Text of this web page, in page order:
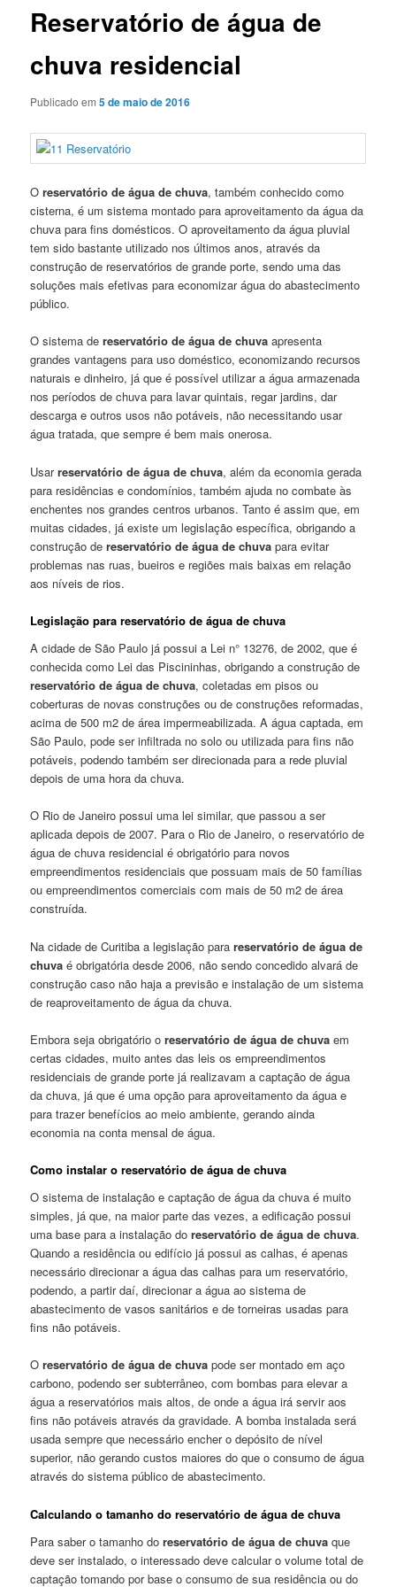
Reservatório de água de
chuva residencial
Publicado em5 de maio de 2016
Oreservatório de água de chuva, também conhecido como
cisterna, é um sistema montado para aproveitamento da água da
chuva para fins domésticos. O aproveitamento da água pluvial
tem sido bastante utilizado nos últimos anos, através da
construção de reservatórios de grande porte, sendo uma das
soluções mais efetivas para economizar água do abastecimento
público.
O sistema dereservatório de água de chuva apresenta
grandes vantagens para uso doméstico, economizando recursos
naturais e dinheiro, já que é possível utilizar a água armazenada
nos períodos de chuva para lavar quintais, regar jardins, dar
descarga e outros usos não potáveis, não necessitando usar
água tratada, que sempre é bem mais onerosa.
Usarreservatório de água de chuva, além da economia gerada
para residências e condomínios, também ajuda no combate às
enchentes nos grandes centros urbanos. Tanto é assim que, em
muitas cidades, já existe um legislação específica, obrigando a
construção dereservatório de água de chuva para evitar
problemas nas ruas, bueiros e regiões mais baixas em relação
aos níveis de rios.
Legislação para reservatório de água de chuva
A cidade de São Paulo já possui a Lei n° 13276, de 2002, que é
conhecida como Lei das Piscininhas, obrigando a construção de
reservatório de água de chuva, coletadas em pisos ou
coberturas de novas construções ou de construções reformadas,
acima de 500 m2 de área impermeabilizada. A água captada, em
São Paulo, pode ser infiltrada no solo ou utilizada para fins não
potáveis, podendo também ser direcionada para a rede pluvial
depois de uma hora da chuva.
O Rio de Janeiro possui uma lei similar, que passou a ser
aplicada depois de 2007. Para o Rio de Janeiro, o reservatório de
água de chuva residencial é obrigatório para novos
empreendimentos residenciais que possuam mais de 50 famílias
ou empreendimentos comerciais com mais de 50 m2 de área
construída.
Na cidade de Curitiba a legislação parareservatório de água de
chuva é obrigatória desde 2006, não sendo concedido alvará de
construção caso não haja a previsão e instalação de um sistema
de reaproveitamento de água da chuva.
Embora seja obrigatório oreservatório de água de chuva em
certas cidades, muito antes das leis os empreendimentos
residenciais de grande porte já realizavam a captação de água
da chuva, já que é uma opção para aproveitamento da água e
para trazer benefícios ao meio ambiente, gerando ainda
economia na conta mensal de água.
Como instalar o reservatório de água de chuva
O sistema de instalação e captação de água da chuva é muito
simples, já que, na maior parte das vezes, a edificação possui
uma base para a instalação doreservatório de água de chuva.
Quando a residência ou edifício já possui as calhas, é apenas
necessário direcionar a água das calhas para um reservatório,
podendo, a partir daí, direcionar a água ao sistema de
abastecimento de vasos sanitários e de torneiras usadas para
fins não potáveis.
Oreservatório de água de chuva pode ser montado em aço
carbono, podendo ser subterrâneo, com bombas para elevar a
água a reservatórios mais altos, de onde a água irá servir aos
fins não potáveis através da gravidade. A bomba instalada será
usada sempre que necessário encher o depósito de nível
superior, não gerando custos maiores do que o consumo de água
através do sistema público de abastecimento.
Calculando o tamanho do reservatório de água de chuva
Para saber o tamanho doreservatório de água de chuva que
deve ser instalado, o interessado deve calcular o volume total de
captação tomando por base o consumo de sua residência ou do